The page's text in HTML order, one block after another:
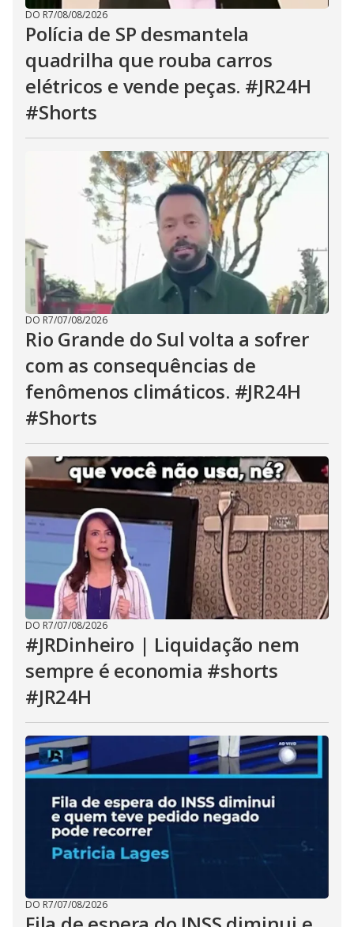
DO R7/08/08/2026
Polícia de SP desmantela
quadrilha que rouba carros
elétricos e vende peças. #JR24H
#Shorts
DO R7/07/08/2026
Rio Grande do Sul volta a sofrer
com as consequências de
fenômenos climáticos. #JR24H
#Shorts
DO R7/07/08/2026
#JRDinheiro | Liquidação nem
sempre é economia #shorts
#JR24H
DO R7/07/08/2026